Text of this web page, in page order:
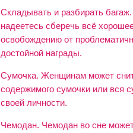
Складывать и разбирать
надеетесь сберечь всё
освобождению от
достойной награды.
Сумочка. Женщинам может
содержимого сумочки или вся
своей личности.
Чемодан. Чемодан во сне